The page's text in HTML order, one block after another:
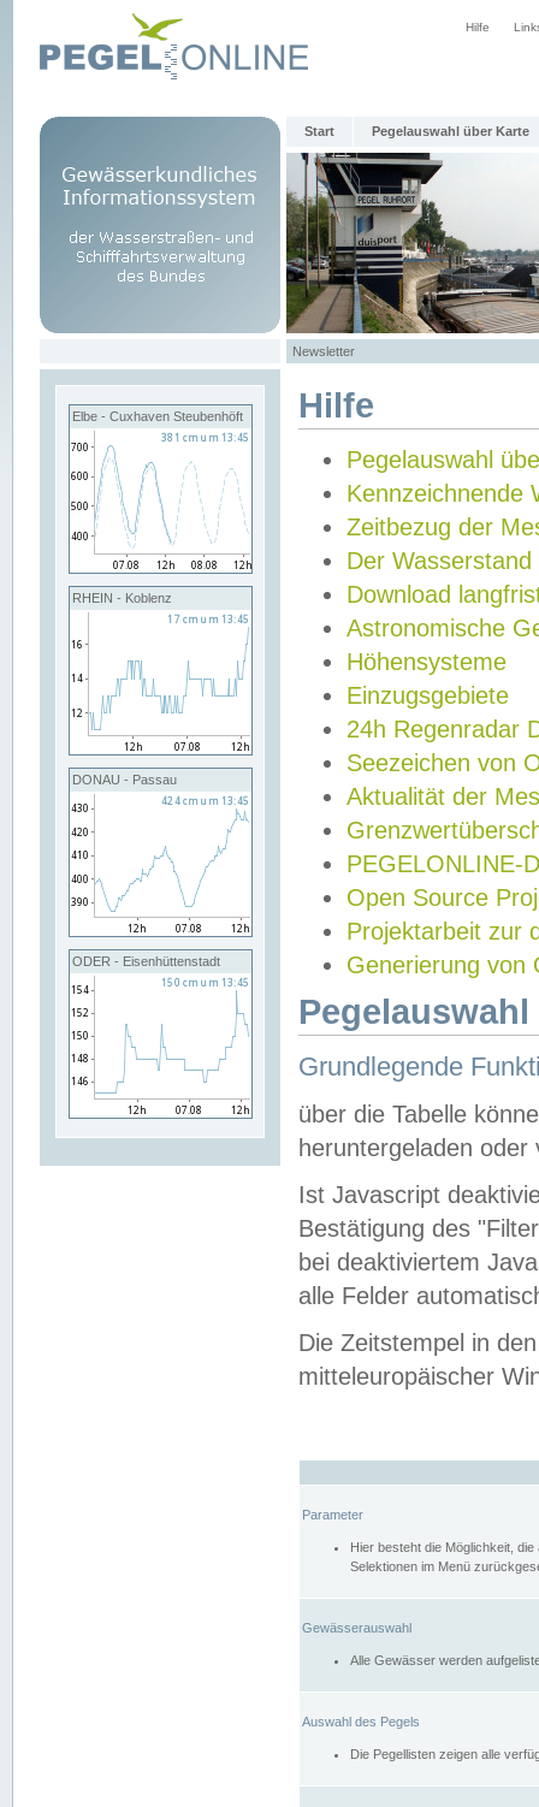
Hilfe
Start Pegelauswahl über Karte
Newsletter
Elbe - Cuxhaven Steubenhöft
RHEIN - Koblenz
DONAU - Passau
ODER - Eisenhüttenstadt
Hilfe
Pegelauswahl
Kennzeichnende
Zeitbezug der
Der Wasserstand
Download
Astronomische
Höhensysteme
Einzugsgebiete
24h Regenradar
Seezeichen von
Aktualität der
PEGELONLINE-
Open Source
Projektarbeit zur
Generierung von
Grundlegende
über die Tabelle
heruntergeladen oder
Ist Javascript
Bestätigung des
bei deaktiviertem
alle Felder
Die Zeitstempel in
mitteleuropäischer
Parameter
Hier besteht die Möglichkeit,
Selektionen im Menü
Gewässerauswahl
Alle Gewässer werden
Auswahl des Pegels
Die Pegellisten zeigen alle